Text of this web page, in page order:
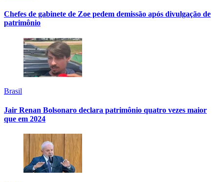
Chefes de gabinete de Zoe pedem demissão após divulgação de
patrimônio
Brasil
Jair Renan Bolsonaro declara patrimônio quatro vezes maior
que em 2024